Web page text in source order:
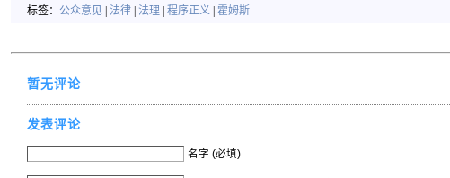
标签： 公众意见 法律 法理 程序正义 霍姆斯
暂无评论
发表评论
名字 (必填)